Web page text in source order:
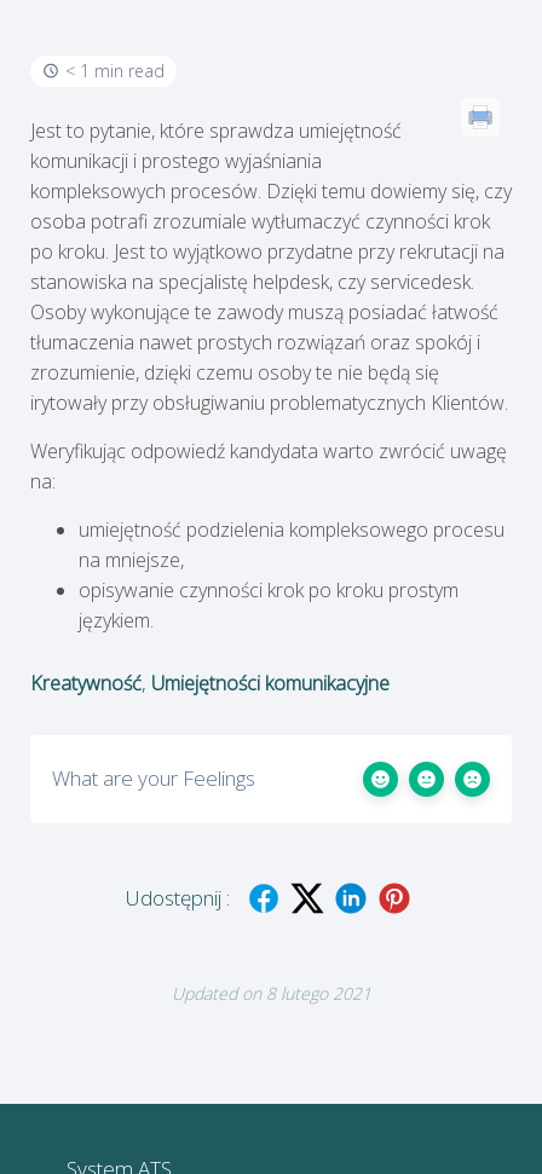
< 1 min read
Jest to pytanie, które sprawdza umiejętność
komunikacji i prostego wyjaśniania
kompleksowych procesów. Dzięki temu dowiemy się, czy
osoba potrafi zrozumiale wytłumaczyć czynności krok
po kroku. Jest to wyjątkowo przydatne przy rekrutacji na
stanowiska na specjalistę helpdesk, czy servicedesk.
Osoby wykonujące te zawody muszą posiadać łatwość
tłumaczenia nawet prostych rozwiązań oraz spokój i
zrozumienie, dzięki czemu osoby te nie będą się
irytowały przy obsługiwaniu problematycznych Klientów.
Weryfikując odpowiedź kandydata warto zwrócić uwagę
na:
umiejętność podzielenia kompleksowego procesu
na mniejsze,
opisywanie czynności krok po kroku prostym
językiem.
Kreatywność, Umiejętności komunikacyjne
What are your Feelings
Udostępnij :
Updated on 8 lutego 2021